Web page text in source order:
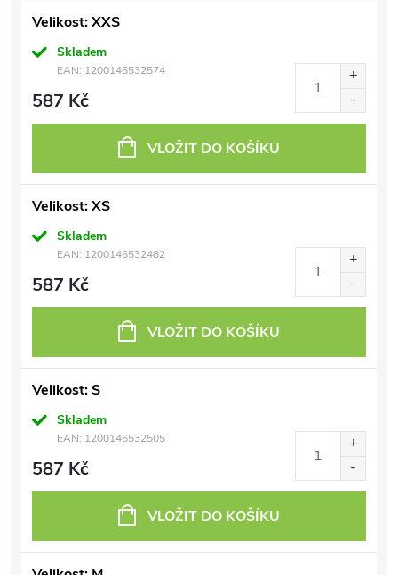
Velikost: XXS
Skladem
EAN: 1200146532574
587 Kč
VLOŽIT DO KOŠÍKU
Velikost: XS
Skladem
EAN: 1200146532482
587 Kč
VLOŽIT DO KOŠÍKU
Velikost: S
Skladem
EAN: 1200146532505
587 Kč
VLOŽIT DO KOŠÍKU